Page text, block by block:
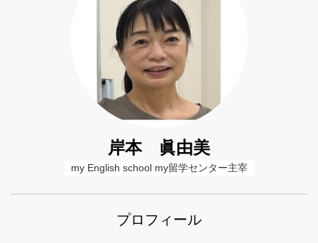
岸本 眞由美
my English school my留学センター主宰
プロフィール